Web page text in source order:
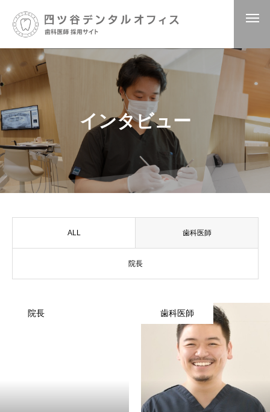
インタビュー
ALL 歯科医師
院長
院長 歯科医師